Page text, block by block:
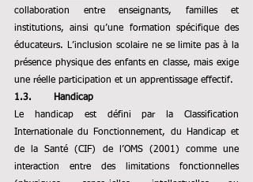
collaboration entre enseignants, familles et
institutions, ainsi qu’une formation spécifique des
éducateurs. L’inclusion scolaire ne se limite pas à la
présence physique des enfants en classe, mais exige
une réelle participation et un apprentissage effectif.
1.3.       Handicap
Le handicap est défini par la Classification
Internationale du Fonctionnement, du Handicap et
de la Santé (CIF) de l’OMS (2001) comme une
interaction entre des limitations fonctionnelles